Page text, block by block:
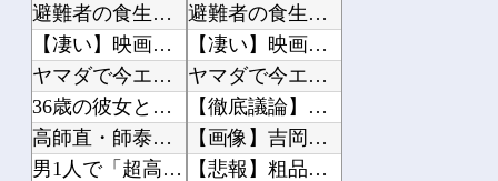
避難者の食生活、改善急務＝調理できず「パン飽き飽き」―断水なお3万戸超・熊本地震
【凄い】映画『ちいかわ』公開14日間で興収50億円突破！！
ヤマダで今エアコン39800円工事費1万だった
36歳の彼女と結婚したいのに、家族が猛反対。家族から信じられない言葉が飛び出した...
高師直・師泰「降伏するから許して？」
男1人で「超高級アフタヌーンティー」に来てみたwww
避難者の食生活、改善急務＝調理できず「パン飽き飽き」―断水なお3万戸超・熊本地震
【凄い】映画『ちいかわ』公開14日間で興収50億円突破！！
ヤマダで今エアコン39800円工事費1万だった
【徹底議論】「日本をダメにした総理大臣」←結局誰だと思う？
【画像】吉岡里帆、地味な水着なのにムチムチボディがHすぎる
【悲報】粗品、永久追放ｗｗｗｗｗｗｗｗｗｗｗｗｗｗｗ（証拠あり）